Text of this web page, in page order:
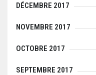
DÉCEMBRE 2017
NOVEMBRE 2017
OCTOBRE 2017
SEPTEMBRE 2017